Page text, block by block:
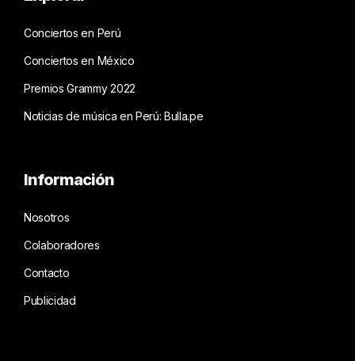
Conciertos en Perú
Conciertos en México
Premios Grammy 2022
Noticias de música en Perú: Bulla.pe
Información
Nosotros
Colaboradores
Contacto
Publicidad